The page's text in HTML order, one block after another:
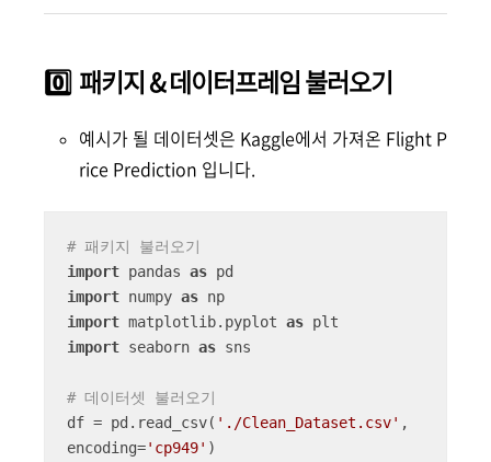
0️⃣ 패키지 & 데이터프레임 불러오기
예시가 될 데이터셋은 Kaggle에서 가져온 Flight P
rice Prediction 입니다.
# 패키지 불러오기
import pandas as
import numpy as
import matplotlib.pyplot as
import seaborn as sns
# 데이터셋 불러오기
df = pd.read_csv( './Clean_Dataset.csv' ,
encoding='cp949' )